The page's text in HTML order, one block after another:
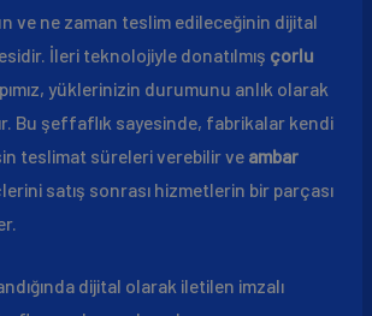
ve ne zaman teslim edileceğinin dijital
İleri teknolojiyle donatılmış çorlu
yüklerinizin durumunu anlık olarak
Bu şeffaflık sayesinde, fabrikalar kendi
teslimat süreleri verebilir ve ambar
satış sonrası hizmetlerin bir parçası
dijital olarak iletilen imzalı